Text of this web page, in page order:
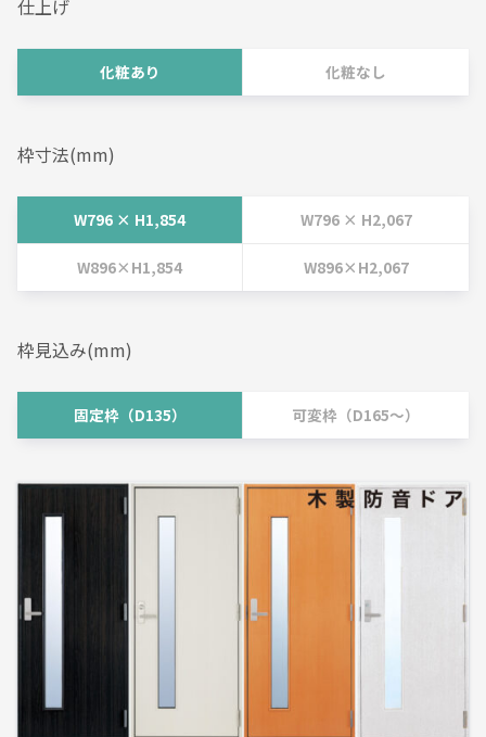
仕上げ
化粧あり 化粧なし
枠寸法(mm)
W796 × H1,854 W796 × H2,067
W896×H1,854 W896×H2,067
枠見込み(mm)
固定枠（D135） 可変枠（D165～）